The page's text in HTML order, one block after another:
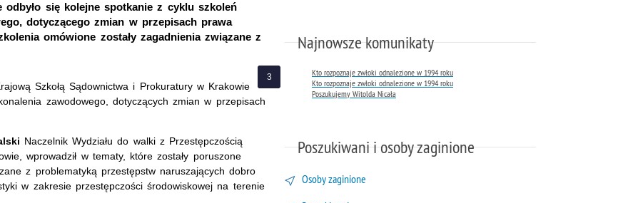
się kolejne spotkanie z cyklu szkoleń
dotyczącego zmian w przepisach prawa
omówione zostały zagadnienia związane z
Szkołą Sądownictwa i Prokuratury w Krakowie
zawodowego, dotyczących zmian w przepisach
Naczelnik Wydziału do walki z Przestępczością
wprowadził w tematy, które zostały poruszone
z problematyką przestępstw naruszających dobro
w zakresie przestępczości środowiskowej na terenie
Najnowsze komunikaty
Kto rozpoznaje zwłoki odnalezione w 1994 roku
Kto rozpoznaje zwłoki odnalezione w 1994 roku
Poszukujemy Witolda Nicała
Poszukiwani i osoby zaginione
Osoby zaginione